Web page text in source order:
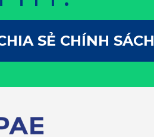
SẺ CHÍNH SÁCH